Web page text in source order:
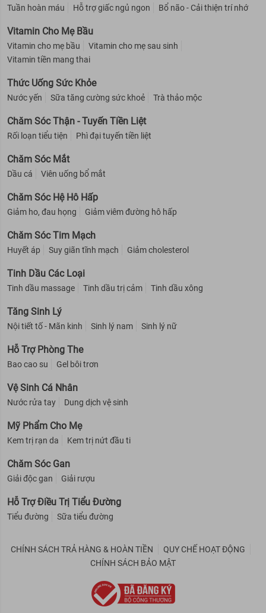
Tuần hoàn máu Hỗ trợ giấc ngủ ngon Bổ não - Cải thiện trí nhớ
Vitamin Cho Mẹ Bầu
Vitamin cho mẹ bầu
Vitamin cho mẹ sau sinh
Vitamin tiền mang thai
Thức Uống Sức Khỏe
Nước yến Sữa tăng cường sức khoẻ Trà thảo mộc
Chăm Sóc Thận - Tuyến Tiền Liệt
Rối loạn tiểu tiện Phì đại tuyến tiền liệt
Chăm Sóc Mắt
Dầu cá Viên uống bổ mắt
Chăm Sóc Hệ Hô Hấp
Giảm ho, đau họng Giảm viêm đường hô hấp
Chăm Sóc Tim Mạch
Huyết áp Suy giãn tĩnh mạch Giảm cholesterol
Tinh Dầu Các Loại
Tinh dầu massage Tinh dầu trị cảm Tinh dầu xông
Tăng Sinh Lý
Nội tiết tố - Mãn kinh Sinh lý nam Sinh lý nữ
Hỗ Trợ Phòng The
Bao cao su Gel bôi trơn
Vệ Sinh Cá Nhân
Nước rửa tay Dung dịch vệ sinh
Mỹ Phẩm Cho Mẹ
Kem trị rạn da Kem trị nứt đầu ti
Chăm Sóc Gan
Giải độc gan Giải rượu
Hỗ Trợ Điều Trị Tiểu Đường
Tiểu đường Sữa tiểu đường
CHÍNH SÁCH TRẢ HÀNG & HOÀN TIỀN
QUY CHẾ HOẠT ĐỘNG
CHÍNH SÁCH BẢO MẬT